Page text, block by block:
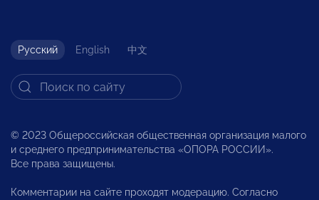
Русский English 中文
© 2023 Общероссийская общественная организация малого
и среднего предпринимательства «ОПОРА РОССИИ».
Все права защищены.
Комментарии на сайте проходят модерацию. Согласно